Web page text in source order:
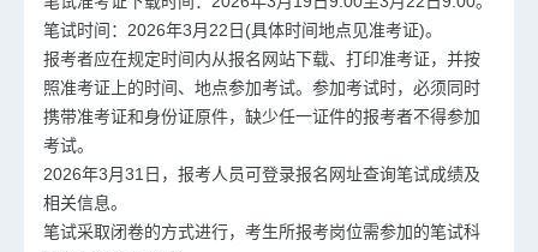
笔试时间：2026年3月22日(具体时间地点见准考证)。
报考者应在规定时间内从报名网站下载、打印准考证，并按
照准考证上的时间、地点参加考试。参加考试时，必须同时
携带准考证和身份证原件，缺少任一证件的报考者不得参加
考试。
2026年3月31日，报考人员可登录报名网址查询笔试成绩及
相关信息。
笔试采取闭卷的方式进行，考生所报考岗位需参加的笔试科